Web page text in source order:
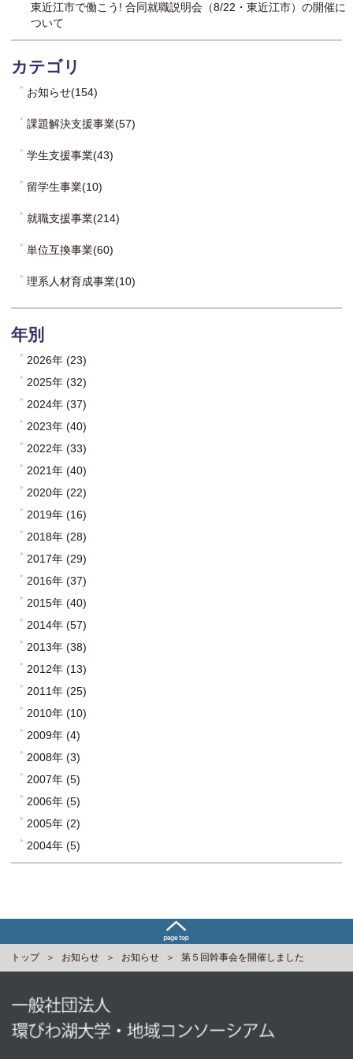
東近江市で働こう! 合同就職説明会（8/22・東近江市）の開催に
ついて
カテゴリ
お知らせ(154)
課題解決支援事業(57)
学生支援事業(43)
留学生事業(10)
就職支援事業(214)
単位互換事業(60)
理系人材育成事業(10)
年別
2026年 (23)
2025年 (32)
2024年 (37)
2023年 (40)
2022年 (33)
2021年 (40)
2020年 (22)
2019年 (16)
2018年 (28)
2017年 (29)
2016年 (37)
2015年 (40)
2014年 (57)
2013年 (38)
2012年 (13)
2011年 (25)
2010年 (10)
2009年 (4)
2008年 (3)
2007年 (5)
2006年 (5)
2005年 (2)
2004年 (5)
トップ お知らせ お知らせ 第５回幹事会を開催しました